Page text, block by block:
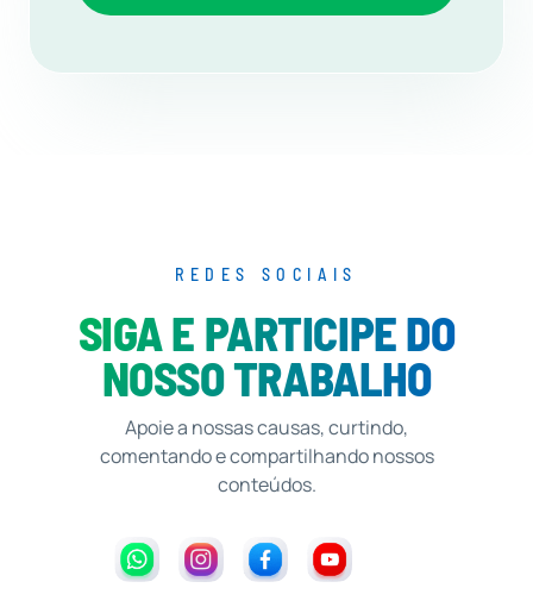
REDES SOCIAIS
SIGA E PARTICIPE DO
NOSSO TRABALHO
Apoie a nossas causas, curtindo,
comentando e compartilhando nossos
conteúdos.